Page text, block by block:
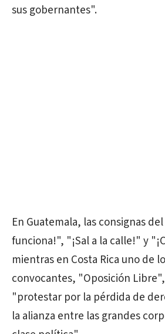
sus gobernantes".
En Guatemala, las consignas
funciona!", "¡Sal a la calle!" y
mientras en Costa Rica uno de
convocantes, "Oposición
"protestar por la pérdida de
la alianza entre las grandes